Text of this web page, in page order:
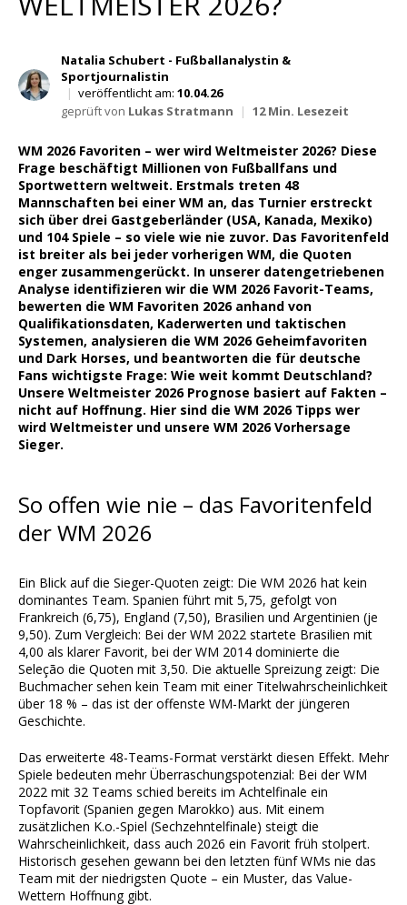
Wett Tipps für Heute
Natalia Schubert - Fußballanalystin &
Sportjournalistin
| veröffentlicht am: 10.04.26
geprüft von Lukas Stratmann | 12 Min. Lesezeit
WM 2026 Favoriten – wer wird Weltmeister 2026? Diese
Frage beschäftigt Millionen von Fußballfans und
Sportwettern weltweit. Erstmals treten 48
Mannschaften bei einer WM an, das Turnier erstreckt
sich über drei Gastgeberländer (USA, Kanada, Mexiko)
und 104 Spiele – so viele wie nie zuvor. Das Favoritenfeld
ist breiter als bei jeder vorherigen WM, die Quoten
enger zusammengerückt. In unserer datengetriebenen
Analyse identifizieren wir die WM 2026 Favorit-Teams,
bewerten die WM Favoriten 2026 anhand von
Qualifikationsdaten, Kaderwerten und taktischen
Systemen, analysieren die WM 2026 Geheimfavoriten
und Dark Horses, und beantworten die für deutsche
Fans wichtigste Frage: Wie weit kommt Deutschland?
Unsere Weltmeister 2026 Prognose basiert auf Fakten –
nicht auf Hoffnung. Hier sind die WM 2026 Tipps wer
wird Weltmeister und unsere WM 2026 Vorhersage
Sieger.
So offen wie nie – das Favoritenfeld
der WM 2026
Ein Blick auf die Sieger-Quoten zeigt: Die WM 2026 hat kein
dominantes Team. Spanien führt mit 5,75, gefolgt von
Frankreich (6,75), England (7,50), Brasilien und Argentinien (je
9,50). Zum Vergleich: Bei der WM 2022 startete Brasilien mit
4,00 als klarer Favorit, bei der WM 2014 dominierte die
Seleção die Quoten mit 3,50. Die aktuelle Spreizung zeigt: Die
Buchmacher sehen kein Team mit einer Titelwahrscheinlichkeit
über 18 % – das ist der offenste WM-Markt der jüngeren
Geschichte.
Das erweiterte 48-Teams-Format verstärkt diesen Effekt. Mehr
Spiele bedeuten mehr Überraschungspotenzial: Bei der WM
2022 mit 32 Teams schied bereits im Achtelfinale ein
Topfavorit (Spanien gegen Marokko) aus. Mit einem
zusätzlichen K.o.-Spiel (Sechzehntelfinale) steigt die
Wahrscheinlichkeit, dass auch 2026 ein Favorit früh stolpert.
Historisch gesehen gewann bei den letzten fünf WMs nie das
Team mit der niedrigsten Quote – ein Muster, das Value-
Wettern Hoffnung gibt.